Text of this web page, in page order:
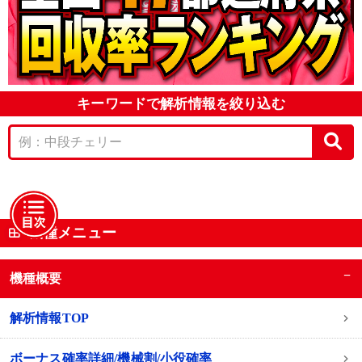
キーワードで解析情報を絞り込む
機種メニュー
機種概要 −
解析情報TOP
ボーナス確率詳細/機械割/小役確率